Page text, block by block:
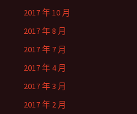
2017 年 10 月
2017 年 8 月
2017 年 7 月
2017 年 4 月
2017 年 3 月
2017 年 2 月